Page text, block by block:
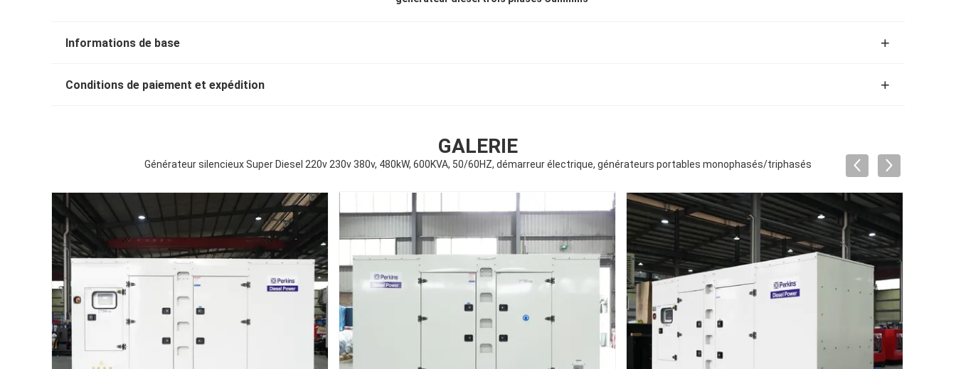
Informations de base
Conditions de paiement et expédition
GALERIE
Générateur silencieux Super Diesel 220v 230v 380v, 480kW, 600KVA, 50/60HZ, démarreur électrique, générateurs portables monophasés/triphasés